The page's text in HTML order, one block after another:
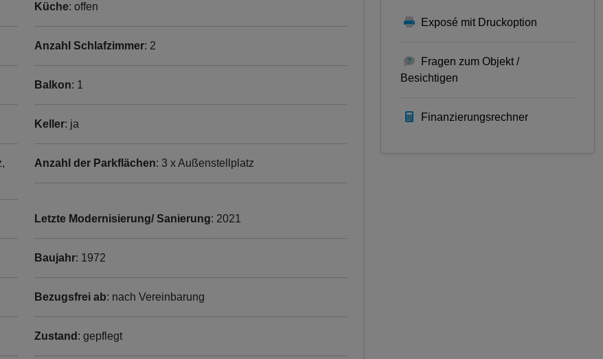
Küche: offen
Anzahl Schlafzimmer: 2
Balkon: 1
Keller: ja
Anzahl der Parkflächen: 3 x Außenstellplatz
Letzte Modernisierung/ Sanierung: 2021
Baujahr: 1972
Bezugsfrei ab: nach Vereinbarung
Zustand : gepflegt
Exposé mit Druckoption
Fragen zum Objekt /
Besichtigen
Finanzierungsrechner